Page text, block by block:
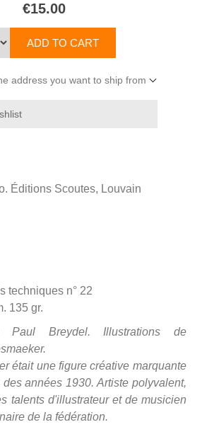
€15.00
address you want to ship from
Éditions Scoutes, Louvain
techniques n° 22
135 gr.
Paul Breydel. Illustrations de
était une figure créative marquante
années 1930. Artiste polyvalent,
talents d'illustrateur et de musicien
de la fédération.